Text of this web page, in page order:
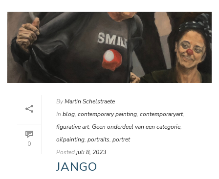
0
ByMartin Schelstraete
In blog, contemporary painting, contemporaryart,
figurative art, Geen onderdeel van een categorie,
oilpainting, portraits, portret
Postedjuli 8, 2023
JANGO